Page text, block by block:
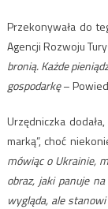
Przekonywała do
Agencji Rozwoju
bronią. Każde
gospodarkę–
Urzędniczka
marką”, choć
mówiąc o Ukrainie,
obraz, jaki panuje
wygląda, ale